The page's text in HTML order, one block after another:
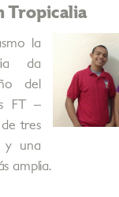
Tropicalia
la
da
del
FT –
tres
y una
amplia.